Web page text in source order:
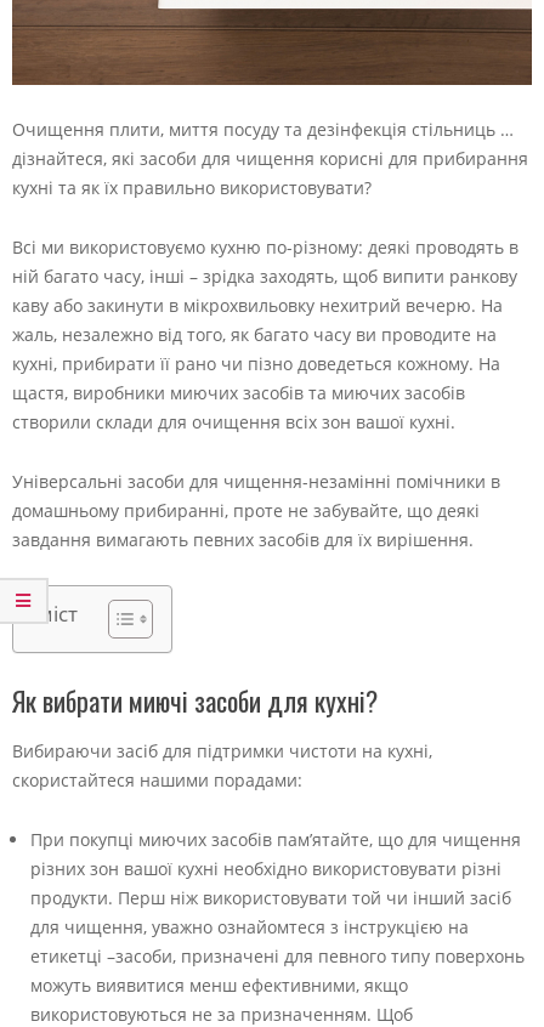
Очищення плити, миття посуду та дезінфекція стільниць …
дізнайтеся, які засоби для чищення корисні для прибирання
кухні та як їх правильно використовувати?
Всі ми використовуємо кухню по-різному: деякі проводять в
ній багато часу, інші – зрідка заходять, щоб випити ранкову
каву або закинути в мікрохвильовку нехитрий вечерю. На
жаль, незалежно від того, як багато часу ви проводите на
кухні, прибирати її рано чи пізно доведеться кожному. На
щастя, виробники миючих засобів та миючих засобів
створили склади для очищення всіх зон вашої кухні.
Універсальні засоби для чищення-незамінні помічники в
домашньому прибиранні, проте не забувайте, що деякі
завдання вимагають певних засобів для їх вирішення.
Зміст
Як вибрати миючі засоби для кухні?
Вибираючи засіб для підтримки чистоти на кухні,
скористайтеся нашими порадами:
При покупці миючих засобів пам’ятайте, що для чищення
різних зон вашої кухні необхідно використовувати різні
продукти. Перш ніж використовувати той чи інший засіб
для чищення, уважно ознайомтеся з інструкцією на
етикетці –засоби, призначені для певного типу поверхонь
можуть виявитися менш ефективними, якщо
використовуються не за призначенням. Щоб